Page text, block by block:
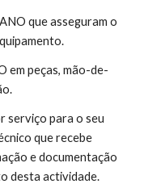
que asseguram o
em peças, mão-de-
serviço para o seu
que recebe
e documentação
desta actividade.